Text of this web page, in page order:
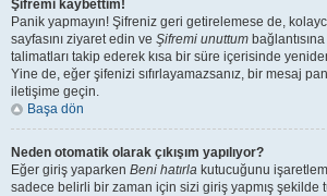
Şifremi kaybettim!
Panik yapmayın! Şifreniz geri getirelemese de,
sayfasını ziyaret edin ve Şifremi unuttum
talimatları takip ederek kısa bir süre içerisinde
Yine de, eğer şifenizi sıfırlayamazsanız, bir mesaj
iletişime geçin.
Başa dön
Neden otomatik olarak çıkışım yapılıyor?
Eğer giriş yaparken Beni hatırla kutucuğunu
sadece belirli bir zaman için sizi giriş yapmış şekilde